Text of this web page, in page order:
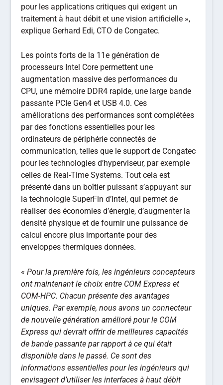
pour les applications critiques qui exigent un
traitement à haut débit et une vision artificielle »,
explique Gerhard Edi, CTO de Congatec.
Les points forts de la 11e génération de
processeurs Intel Core permettent une
augmentation massive des performances du
CPU, une mémoire DDR4 rapide, une large bande
passante PCIe Gen4 et USB 4.0. Ces
améliorations des performances sont complétées
par des fonctions essentielles pour les
ordinateurs de périphérie connectés de
communication, telles que le support de Congatec
pour les technologies d’hyperviseur, par exemple
celles de Real-Time Systems. Tout cela est
présenté dans un boîtier puissant s’appuyant sur
la technologie SuperFin d’Intel, qui permet de
réaliser des économies d’énergie, d’augmenter la
densité physique et de fournir une puissance de
calcul encore plus importante pour des
enveloppes thermiques données.
«Pour la première fois, les ingénieurs concepteurs
ont maintenant le choix entre COM Express et
COM-HPC. Chacun présente des avantages
uniques. Par exemple, nous avons un connecteur
de nouvelle génération amélioré pour le COM
Express qui devrait offrir de meilleures capacités
de bande passante par rapport à ce qui était
disponible dans le passé. Ce sont des
informations essentielles pour les ingénieurs qui
envisagent d’utiliser les interfaces à haut débit